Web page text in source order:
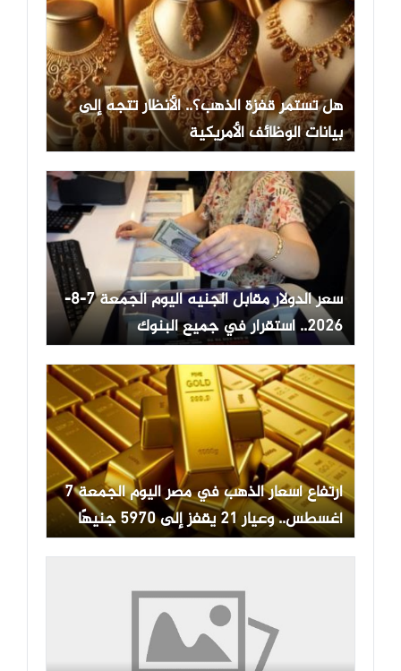
هل تستمر قفزة الذهب؟.. الأنظار تتجه إلى
بيانات الوظائف الأمريكية
سعر الدولار مقابل الجنيه اليوم الجمعة 7-8-
2026.. استقرار في جميع البنوك
ارتفاع أسعار الذهب في مصر اليوم الجمعة 7
أغسطس.. وعيار 21 يقفز إلى 5970 جنيهًا